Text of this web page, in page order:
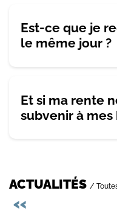
ACTUALITÉS /
<<
Est-ce que je
le même jour ?
Et si ma rente
subvenir à mes